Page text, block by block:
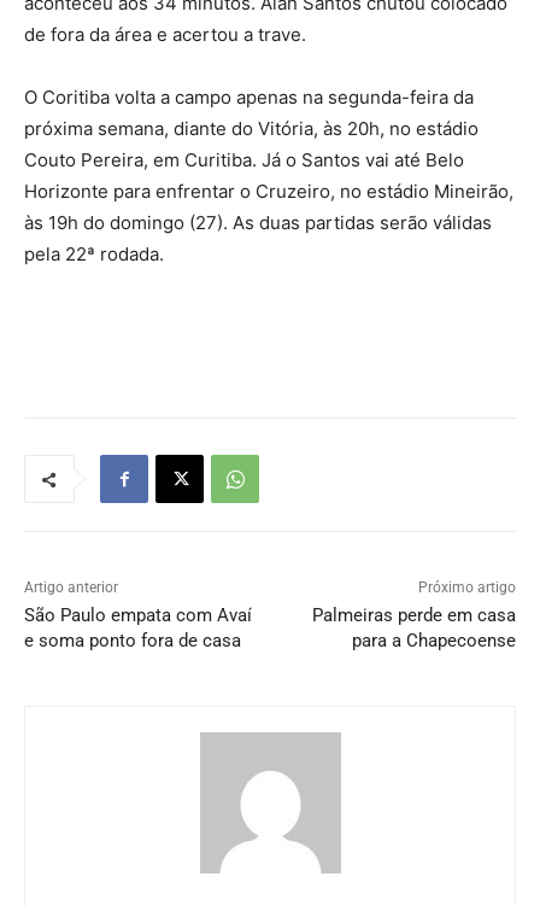
de fora da área e acertou a trave.
O Coritiba volta a campo apenas na segunda-feira da
próxima semana, diante do Vitória, às 20h, no estádio
Couto Pereira, em Curitiba. Já o Santos vai até Belo
Horizonte para enfrentar o Cruzeiro, no estádio Mineirão,
às 19h do domingo (27). As duas partidas serão válidas
pela 22ª rodada.
Artigo anterior
São Paulo empata com Avaí
e soma ponto fora de casa
Próximo artigo
Palmeiras perde em casa
para a Chapecoense